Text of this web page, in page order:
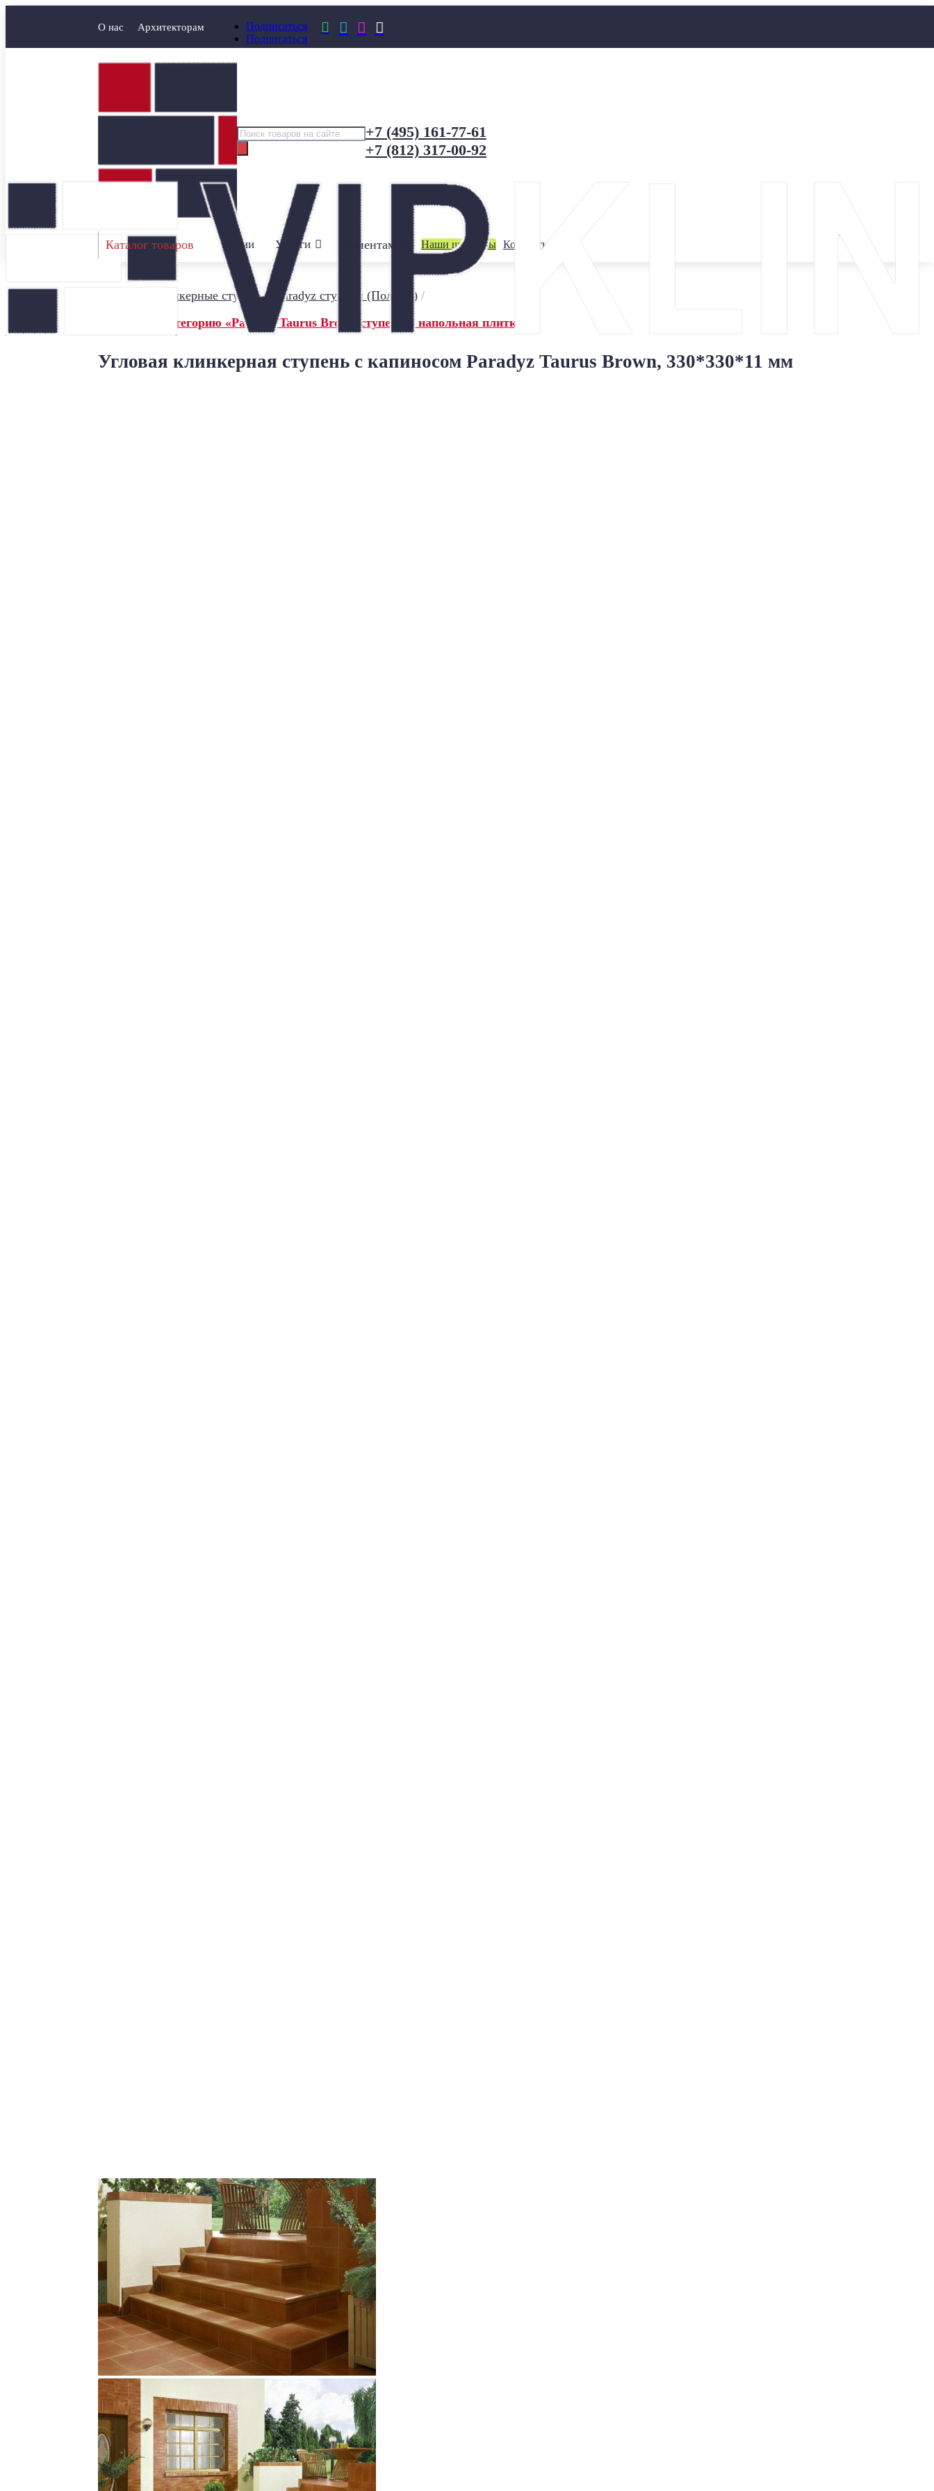
О нас Архитекторам
Подписаться
Подписаться
   
Поиск
товаров
+7 (495) 161-77-61
+7 (812) 317-00-92
Каталог товаров Акции Услуги Клиентам Наши шоурумы Контакты
Клинкерные ступени/ Paradyz ступени (Польша)/
← Назад в категорию «Paradyz Taurus Brown ступени и напольная плитка»
Угловая клинкерная ступень с капиносом Paradyz Taurus Brown, 330*330*11 мм